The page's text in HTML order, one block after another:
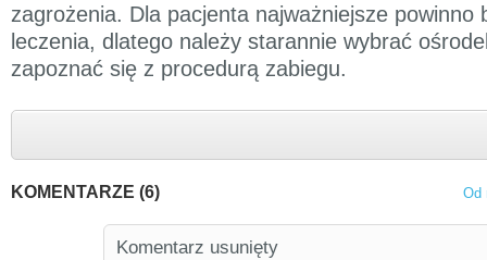
zagrożenia. Dla pacjenta najważniejsze powinno
leczenia, dlatego należy starannie wybrać
zapoznać się z procedurą zabiegu.
KOMENTARZE (6) Od
Komentarz usunięty